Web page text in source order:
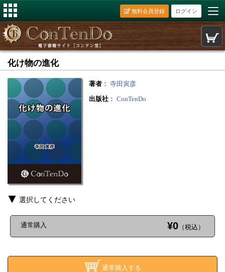
ログイン
無料会員登録
化け物の進化
著者 ： 寺田寅彦
出版社 ： ConTenDo
選択してください
通常購入 ¥0 （税込）
通常購入する